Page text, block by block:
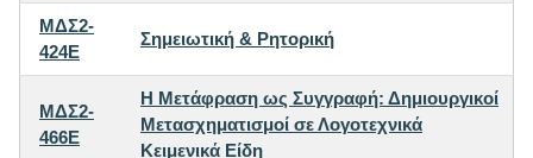
ΜΔΣ2-
424E
Σημειωτική & Ρητορική
ΜΔΣ2-
466E
Η Μετάφραση ως Συγγραφή: Δημιουργικοί
Μετασχηματισμοί σε Λογοτεχνικά
Κειμενικά Είδη